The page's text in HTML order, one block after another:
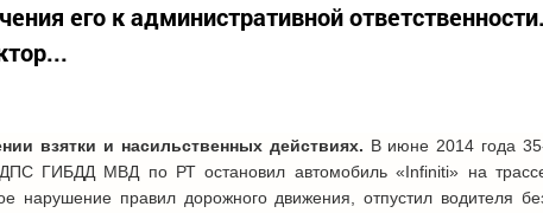
его к административной ответственности.
взятки и насильственных действиях. В июне 2014 года
ДПС ГИБДД МВД по РТ остановил автомобиль «Infiniti» на
нарушение правил дорожного движения, отпустил водителя